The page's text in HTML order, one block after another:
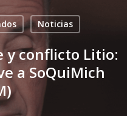
Noticias
y conflicto Litio:
a SoQuiMich